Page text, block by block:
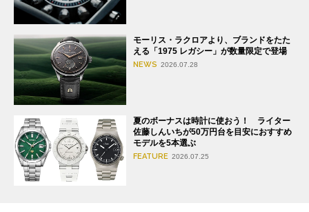
モーリス・ラクロアより、ブランドをたた
える「1975 レガシー」が数量限定で登場
NEWS 2026.07.28
夏のボーナスは時計に使おう！ ライター
佐藤しんいちが50万円台を目安におすすめ
モデルを5本選ぶ
FEATURE 2026.07.25